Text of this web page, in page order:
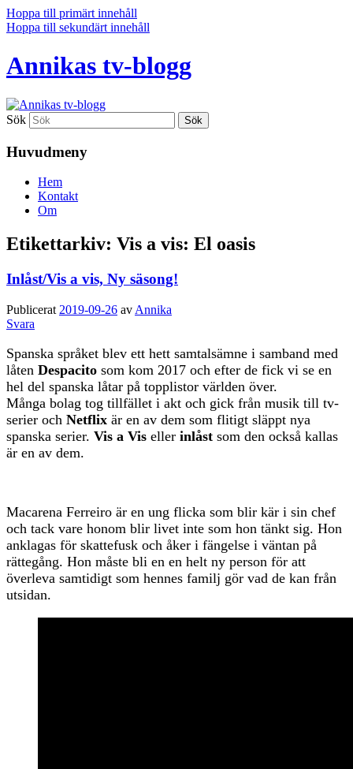
Hoppa till primärt innehåll
Hoppa till sekundärt innehåll
Annikas tv-blogg
Sök
Huvudmeny
Hem
Kontakt
Om
Etikettarkiv: Vis a vis: El oasis
Inlåst/Vis a vis, Ny säsong!
Publicerat 2019-09-26 av Annika
Svara
Spanska språket blev ett hett samtalsämne i samband med
låten Despacito som kom 2017 och efter de fick vi se en
hel del spanska låtar på topplistor världen över.
Många bolag tog tillfället i akt och gick från musik till tv-
serier och Netflix är en av dem som flitigt släppt nya
spanska serier. Vis a Vis eller inlåst som den också kallas
är en av dem.
Macarena Ferreiro är en ung flicka som blir kär i sin chef
och tack vare honom blir livet inte som hon tänkt sig. Hon
anklagas för skattefusk och åker i fängelse i väntan på
rättegång. Hon måste bli en en helt ny person för att
överleva samtidigt som hennes familj gör vad de kan från
utsidan.